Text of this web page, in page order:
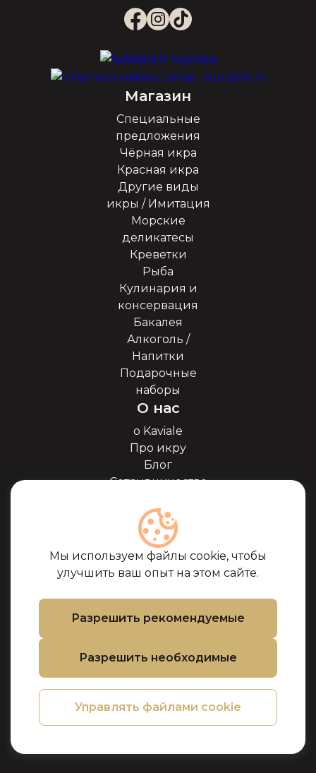
Мы используем файлы cookie, чтобы
улучшить ваш опыт на этом сайте.
Разрешить рекомендуемые
Разрешить необходимые
Управлять файлами cookie
Магазин
Специальные
предложения
Чёрная икра
Красная икра
Другие виды
икры / Имитация
Морские
деликатесы
Креветки
Рыба
Кулинария и
консервация
Бакалея
Алкоголь /
Напитки
Подарочные
наборы
О нас
о Kaviale
Про икру
Блог
Сотрудничество
Сертификаты
Часто задоваемые
вопросы
Поддержка
Политика
файлов cookie
Политика
конфиденциальности
Политика
возврата товара и